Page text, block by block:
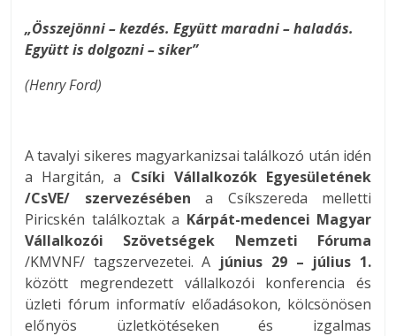
„Összejönni – kezdés. Együtt maradni – haladás.
Együtt is dolgozni – siker”
(Henry Ford)
A tavalyi sikeres magyarkanizsai találkozó után idén
a Hargitán, a Csíki Vállalkozók Egyesületének
/CsVE/ szervezésében a Csíkszereda melletti
Piricskén találkoztak a Kárpát-medencei Magyar
Vállalkozói Szövetségek Nemzeti Fóruma
/KMVNF/ tagszervezetei. A június 29 – július 1.
között megrendezett vállalkozói konferencia és
üzleti fórum informatív előadásokon, kölcsönösen
előnyös üzletkötéseken és izgalmas